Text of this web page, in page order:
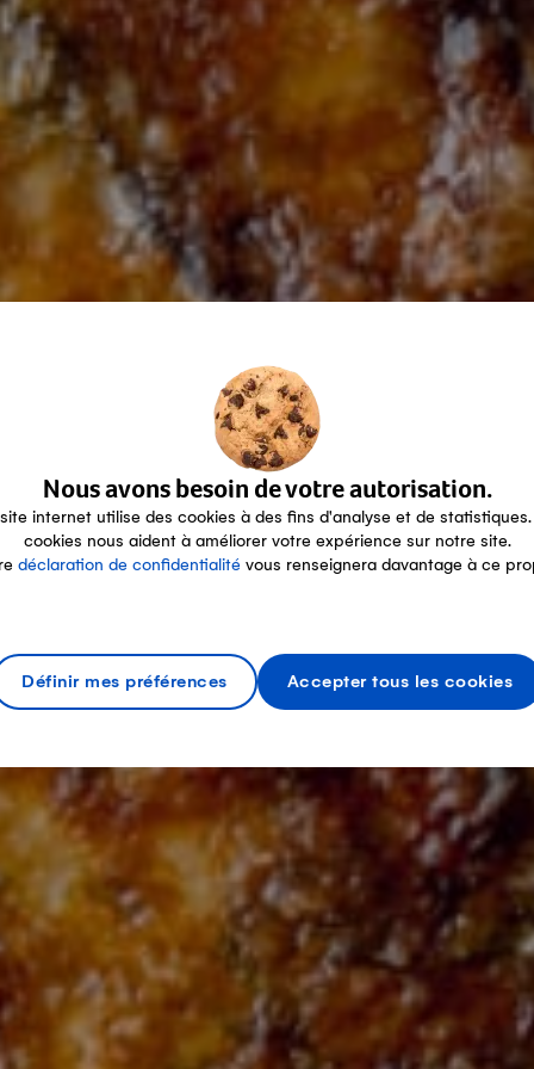
Nous avons besoin de votre autorisation.
internet utilise des cookies à des fins d'analyse et de statistiques.
cookies nous aident à améliorer votre expérience sur notre site.
déclaration de confidentialité vous renseignera davantage à ce
Définir mes préférences Accepter tous les cookies